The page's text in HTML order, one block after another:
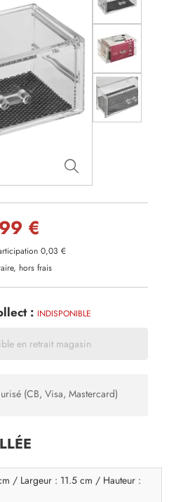
€
0,03 €
hors frais
: INDISPONIBLE
en retrait magasin
(CB, Visa, Mastercard)
/ Largeur : 11.5 cm / Hauteur :